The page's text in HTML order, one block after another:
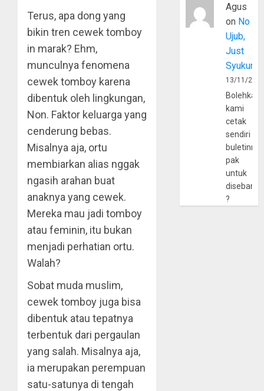
Terus, apa dong yang
bikin tren cewek tomboy
in marak? Ehm,
munculnya fenomena
cewek tomboy karena
dibentuk oleh lingkungan,
Non. Faktor keluarga yang
cenderung bebas.
Misalnya aja, ortu
membiarkan alias nggak
ngasih arahan buat
anaknya yang cewek.
Mereka mau jadi tomboy
atau feminin, itu bukan
menjadi perhatian ortu.
Walah?
Sobat muda muslim,
cewek tomboy juga bisa
dibentuk atau tepatnya
terbentuk dari pergaulan
yang salah. Misalnya aja,
ia merupakan perempuan
satu-satunya di tengah
Agus
on No
Ujub,
Just
Syukur
13/11/
Bolehkah
kami
cetak
sendiri
pak
untuk
?